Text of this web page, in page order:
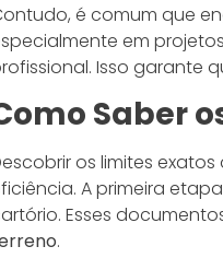
é comum que
em
Isso garante
Saber
os limites exatos
A primeira
Esses
.